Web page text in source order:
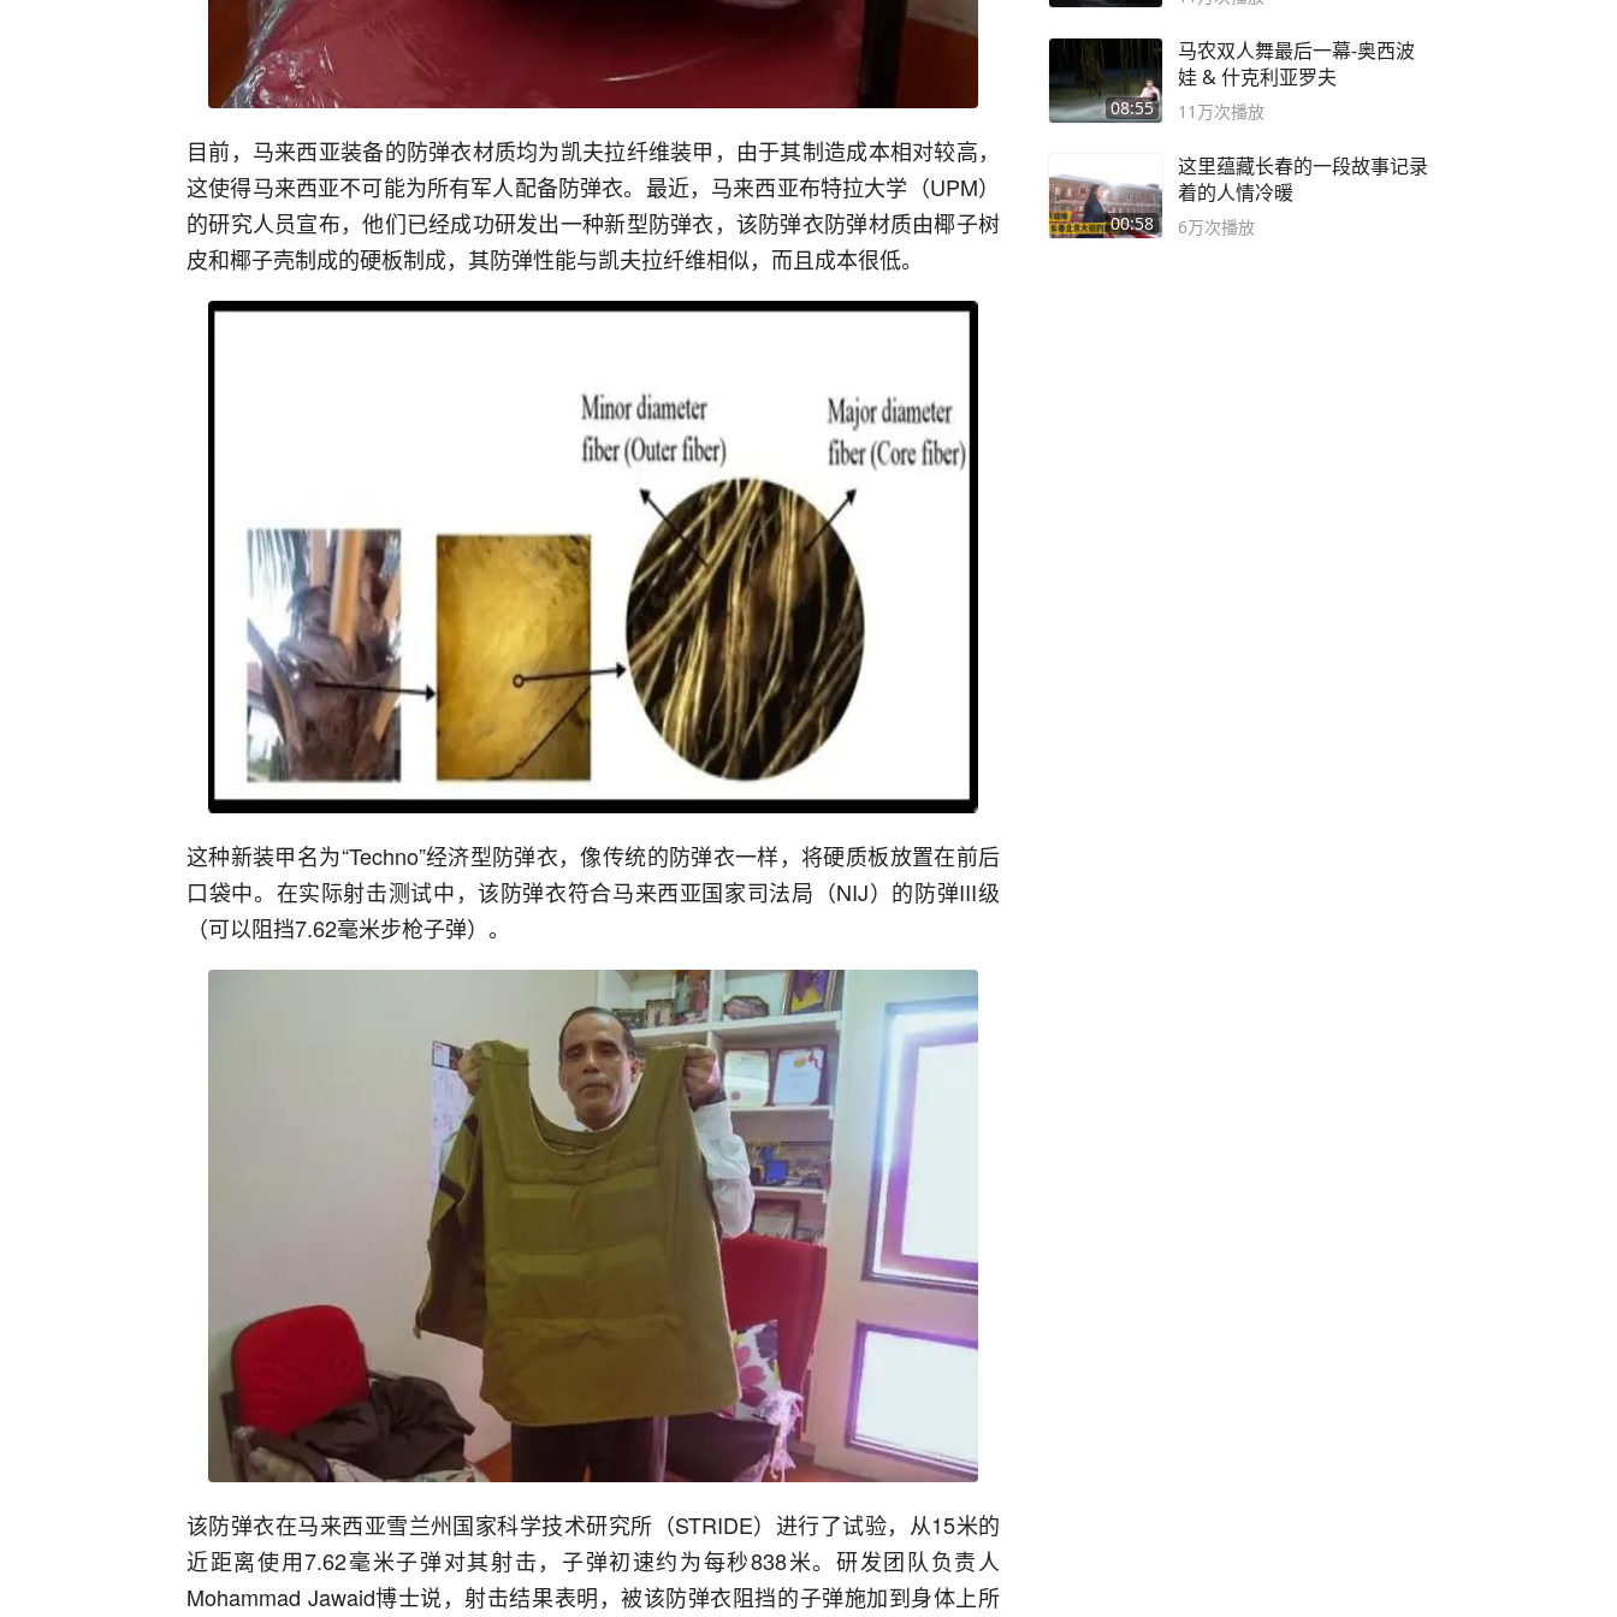
目前，马来西亚装备的防弹衣材质均为凯夫拉纤维装甲，由于其制造成本相对较高，
这使得马来西亚不可能为所有军人配备防弹衣。最近，马来西亚布特拉大学（UPM）
的研究人员宣布，他们已经成功研发出一种新型防弹衣，该防弹衣防弹材质由椰子树
皮和椰子壳制成的硬板制成，其防弹性能与凯夫拉纤维相似，而且成本很低。
这种新装甲名为“Techno”经济型防弹衣，像传统的防弹衣一样，将硬质板放置在前后
口袋中。在实际射击测试中，该防弹衣符合马来西亚国家司法局（NIJ）的防弹III级
（可以阻挡7.62毫米步枪子弹）。
该防弹衣在马来西亚雪兰州国家科学技术研究所（STRIDE）进行了试验，从15米的
近距离使用7.62毫米子弹对其射击，子弹初速约为每秒838米。研发团队负责人
Mohammad Jawaid博士说，射击结果表明，被该防弹衣阻挡的子弹施加到身体上所
08:55
马农双人舞最后一幕-奥西波
娃 & 什克利亚罗夫
11万次播放
00:58
这里蕴藏长春的一段故事记录
着的人情冷暖
6万次播放